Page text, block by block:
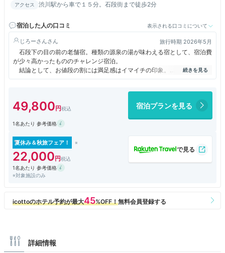
アクセス 渋川駅から車で１５分。石段街まで徒歩2分
宿泊した人の口コミ 表示される口コミについて
じろーさん 旅行時期 2026年5月
石段下の目の前の老舗宿。種類の源泉の湯が味わえる宿として、宿泊費
が少々高かったもののチャレンジ宿泊。
結論として、お値段の割には満足感はイマイチの印象。
【良かった点】
【悪かった点】
・チェックイン時に宿のスタッフがあちらこちらに居て、落ち着かない。
・たまたま選んだ部屋が悪かったのか、障子を開けると石段側から部屋が
・食事が正直、イマイチ。特に上州紅鱒とサヨリの手網巻なるものは、魚
料理なのに口に入れた瞬間、「甘い！なんだこの食べ物は？」とテンショ
ンだだ下がり。メインは牛ステーキだが、特に特色ある料理はなかったな
ぁ。朝食もこのクラスにしては凡庸。
正直、この内容で平日2名で5万円強の宿泊費、再訪は無い。
49,800 宿泊プランを見る
1名あたり 参考価格
夏休み＆秋旅フェア！
22,000
1名あたり 参考価格
※対象施設のみ
詳細情報